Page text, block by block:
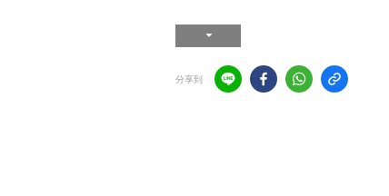
分享到